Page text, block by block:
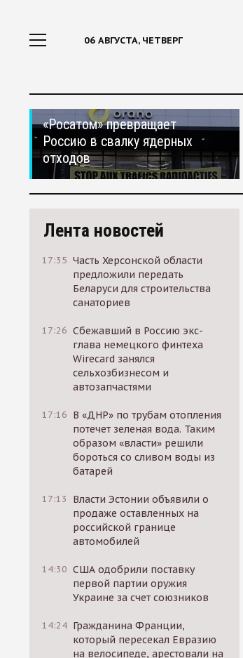
06 АВГУСТА, ЧЕТВЕРГ
«Росатом» превращает
Россию в свалку ядерных
отходов
Лента новостей
17:35 Часть Херсонской области
предложили передать
Беларуси для строительства
санаториев
17:26 Сбежавший в Россию экс-
глава немецкого финтеха
Wirecard занялся
сельхозбизнесом и
автозапчастями
17:16 В «ДНР» по трубам отопления
потечет зеленая вода. Таким
образом «власти» решили
бороться со сливом воды из
батарей
17:13
Власти Эстонии объявили о
продаже оставленных на
российской границе
автомобилей
14:30 США одобрили поставку
первой партии оружия
Украине за счет союзников
14:24 Гражданина Франции,
который пересекал Евразию
на велосипеде, арестовали на